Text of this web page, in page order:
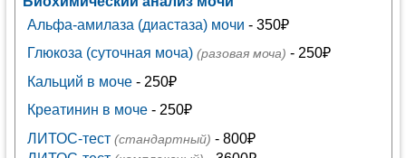
Альфа-амилаза (диастаза) мочи - 350₽
Глюкоза (суточная моча) (разовая моча) - 250₽
Кальций в моче - 250₽
Креатинин в моче - 250₽
ЛИТОС-тест (стандартный) - 800₽